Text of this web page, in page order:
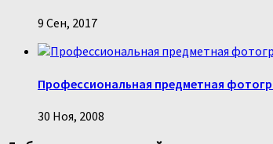
9 Сен, 2017
Профессиональная предметная
30 Ноя, 2008